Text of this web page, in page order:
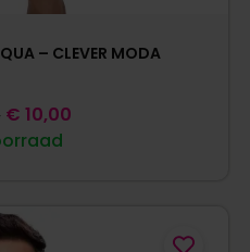
– CLEVER MODA
€ 10,00